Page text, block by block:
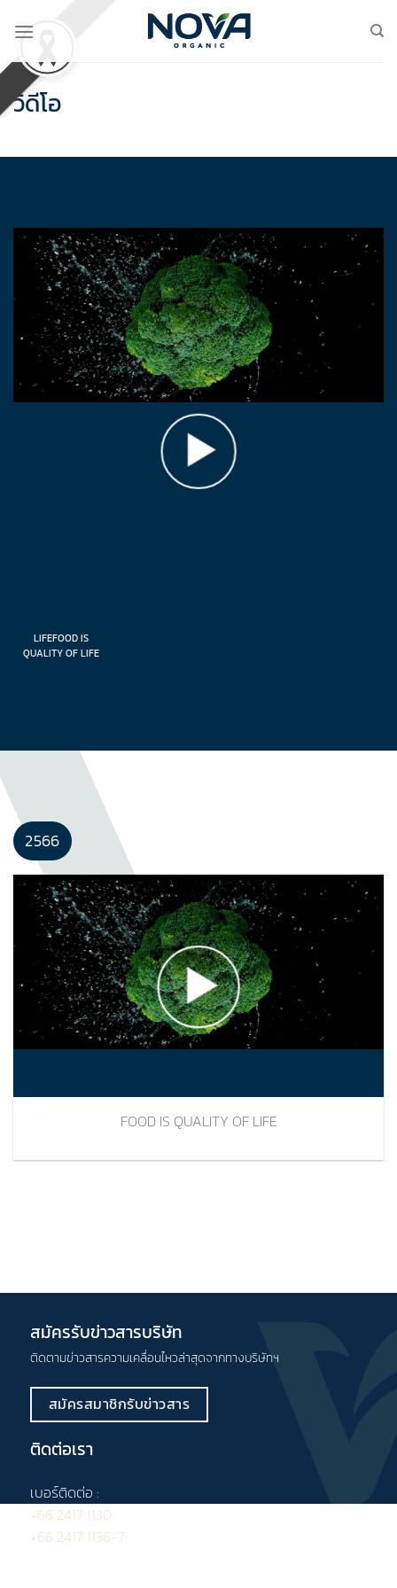
วิดีโอ
LIFEFOOD IS
QUALITY OF LIFE
2566
FOOD IS QUALITY OF LIFE
สมัครรับข่าวสารบริษัท
ติดตามข่าวสารความเคลื่อนไหวล่าสุดจากทางบริษัทฯ
สมัครสมาชิกรับข่าวสาร
ติดต่อเรา
เบอร์ติดต่อ :
+66 2417 1130
+66 2417 1136-7